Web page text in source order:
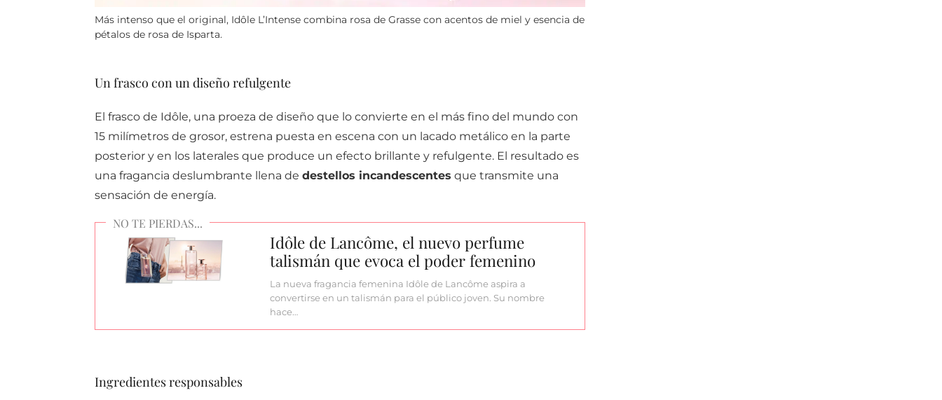
Más intenso que el original, Idôle L’Intense combina rosa de Grasse con acentos de miel y esencia de
pétalos de rosa de Isparta.
Un frasco con un diseño refulgente
El frasco de Idôle, una proeza de diseño que lo convierte en el más fino del mundo con
15 milímetros de grosor, estrena puesta en escena con un lacado metálico en la parte
posterior y en los laterales que produce un efecto brillante y refulgente. El resultado es
una fragancia deslumbrante llena de destellos incandescentes que transmite una
sensación de energía.
Idôle de Lancôme, el nuevo perfume
talismán que evoca el poder femenino
La nueva fragancia femenina Idôle de Lancôme aspira a
convertirse en un talismán para el público joven. Su nombre
hace…
Ingredientes responsables